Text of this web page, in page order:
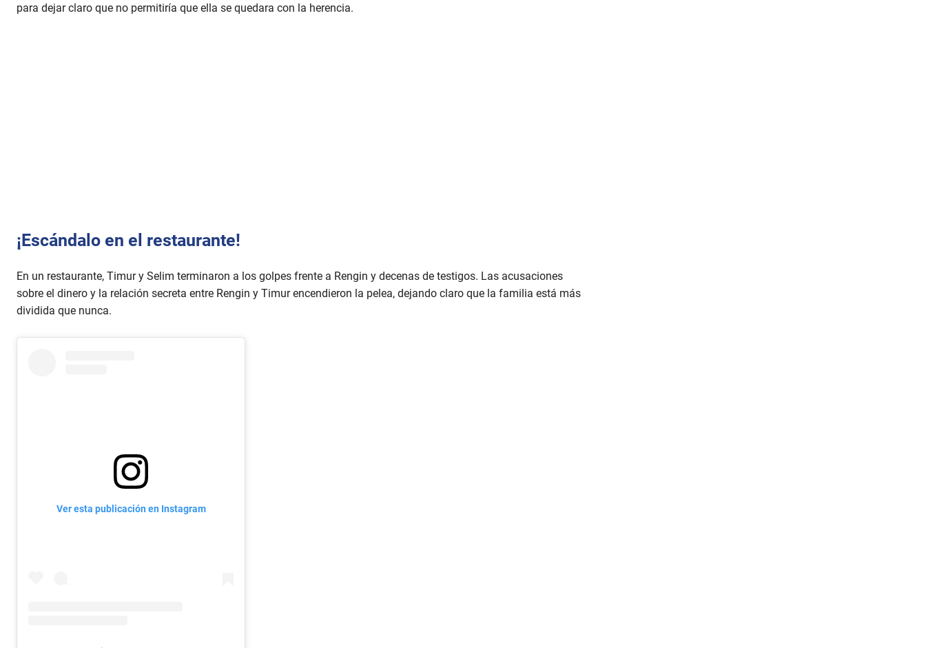
para dejar claro que no permitiría que ella se quedara con la herencia.
¡Escándalo en el restaurante!
En un restaurante, Timur y Selim terminaron a los golpes frente a Rengin y decenas de testigos. Las acusaciones
sobre el dinero y la relación secreta entre Rengin y Timur encendieron la pelea, dejando claro que la familia está más
dividida que nunca.
Ver esta publicación en Instagram